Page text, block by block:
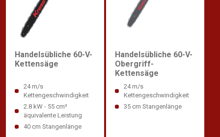
Handelsübliche 60-V-
Kettensäge
24 m/s
Kettengeschwindigkeit
2.8 kW - 55 cm³
äquivalente Leistung
40 cm Stangenlänge
Handelsübliche 60-V-
Obergriff-
Kettensäge
24 m/s
Kettengeschwindigkeit
35 cm Stangenlänge